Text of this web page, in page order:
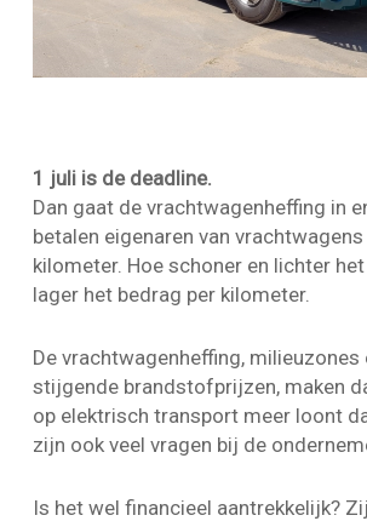
1 juli is de deadline.
Dan gaat de vrachtwagenheffing in
betalen eigenaren van vrachtwagens
kilometer. Hoe schoner en lichter
lager het bedrag per kilometer.
De vrachtwagenheffing, milieuzones
stijgende brandstofprijzen, maken
op elektrisch transport meer loont
zijn ook veel vragen bij de
Is het wel financieel aantrekkelijk?